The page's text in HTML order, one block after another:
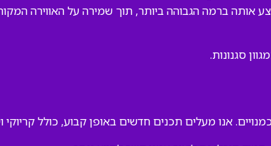
ברמה הגבוהה ביותר, תוך שמירה על האווירה
סגנונות.
אנו מעלים תכנים חדשים באופן קבוע, כולל קריוקי